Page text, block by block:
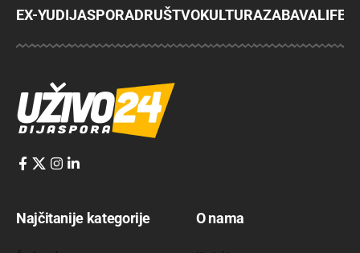
EX-YUDIJASPORADRUŠTVOKULTURAZABAVA
Najčitanije kategorije O nama